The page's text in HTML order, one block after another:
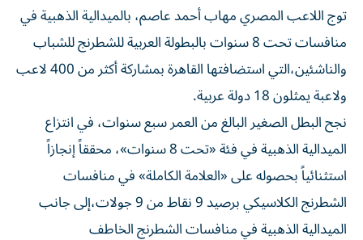
توج اللاعب المصري مهاب أحمد عاصم، بالميدالية الذهبية في
منافسات تحت 8 سنوات بالبطولة العربية للشطرنج للشباب
والناشئين،التي استضافتها القاهرة بمشاركة أكثر من 400 لاعب
ولاعبة يمثلون 18 دولة عربية.
نجح البطل الصغير البالغ من العمر سبع سنوات، في انتزاع
الميدالية الذهبية في فئة «تحت 8 سنوات»، محققاً إنجازاً
استثنائياً بحصوله على «العلامة الكاملة» في منافسات
الشطرنج الكلاسيكي برصيد 9 نقاط من 9 جولات،إلى جانب
الميدالية الذهبية في منافسات الشطرنج الخاطف